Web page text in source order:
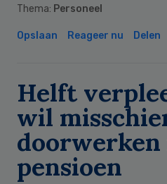
Thema: Personeel
Opslaan Reageer nu Delen
Helft
wil
doorwerken
pensioen